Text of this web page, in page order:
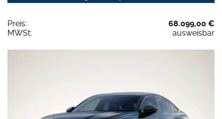
Preis:
68.099,00 €
MWSt:
ausweisbar